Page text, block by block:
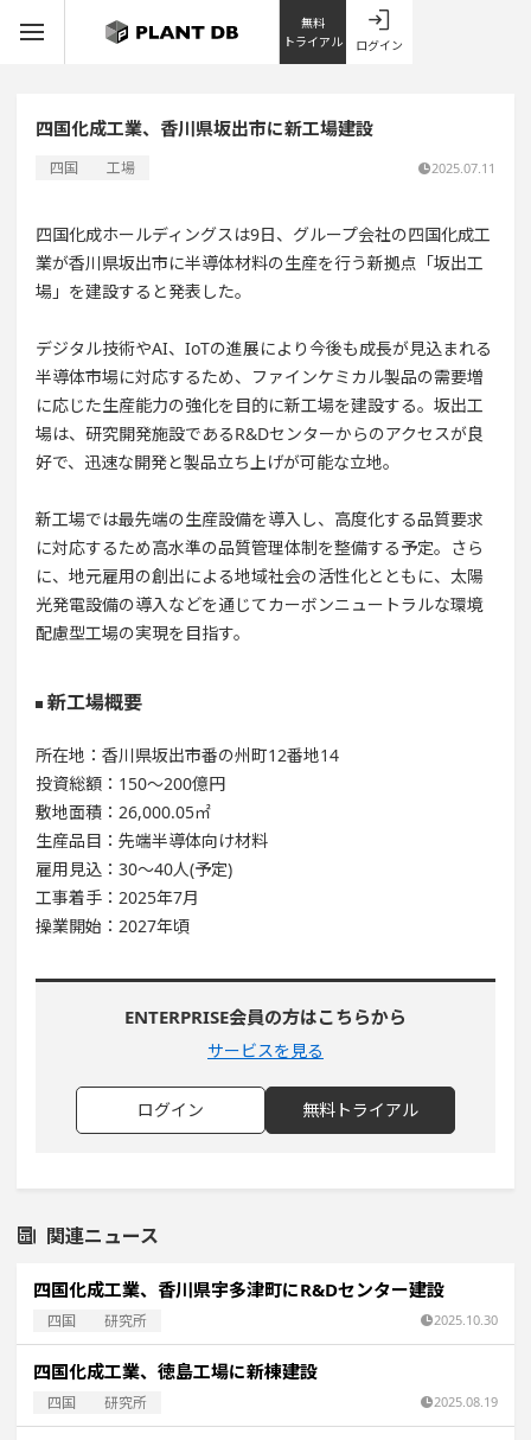
無料
トライアル
ログイン
四国化成工業、香川県坂出市に新工場建設
四国 工場 2025.07.11
四国化成ホールディングスは9日、グループ会社の四国化成工
業が香川県坂出市に半導体材料の生産を行う新拠点「坂出工
場」を建設すると発表した。
デジタル技術やAI、IoTの進展により今後も成長が見込まれる
半導体市場に対応するため、ファインケミカル製品の需要増
に応じた生産能力の強化を目的に新工場を建設する。坂出工
場は、研究開発施設であるR&Dセンターからのアクセスが良
好で、迅速な開発と製品立ち上げが可能な立地。
新工場では最先端の生産設備を導入し、高度化する品質要求
に対応するため高水準の品質管理体制を整備する予定。さら
に、地元雇用の創出による地域社会の活性化とともに、太陽
光発電設備の導入などを通じてカーボンニュートラルな環境
配慮型工場の実現を目指す。
新工場概要
所在地：香川県坂出市番の州町12番地14
投資総額：150～200億円
敷地面積：26,000.05㎡
生産品目：先端半導体向け材料
雇用見込：30～40人(予定)
工事着手：2025年7月
操業開始：2027年頃
ENTERPRISE会員の方はこちらから
サービスを見る
ログイン 無料トライアル
関連ニュース
四国化成工業、香川県宇多津町にR&Dセンター建設
四国 研究所 2025.10.30
四国化成工業、徳島工場に新棟建設
四国 研究所 2025.08.19